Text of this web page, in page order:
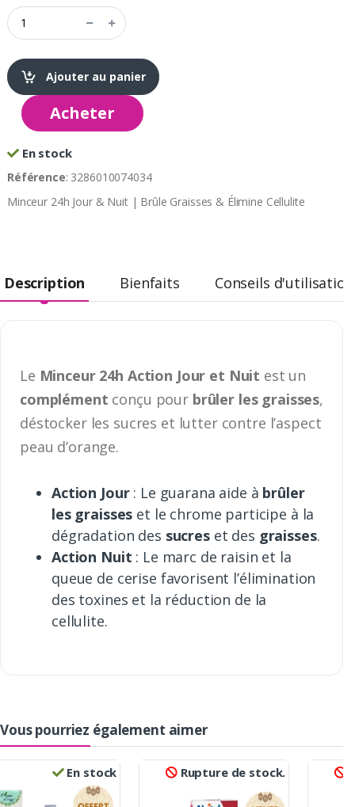
Ajouter au panier
Acheter
En stock
Référence: 3286010074034
Minceur 24h Jour & Nuit | Brûle Graisses & Élimine Cellulite
Description Bienfaits Conseils d'utilisation
Le Minceur 24h Action Jour et Nuit est un
complément conçu pour brûler les graisses,
déstocker les sucres et lutter contre l’aspect
peau d’orange.
Action Jour: Le guarana aide à brûler
les graisses et le chrome participe à la
dégradation des sucres et des graisses.
Action Nuit : Le marc de raisin et la
queue de cerise favorisent l’élimination
des toxines et la réduction de la
cellulite.
Vous pourriez également aimer
En stock Rupture de stock.